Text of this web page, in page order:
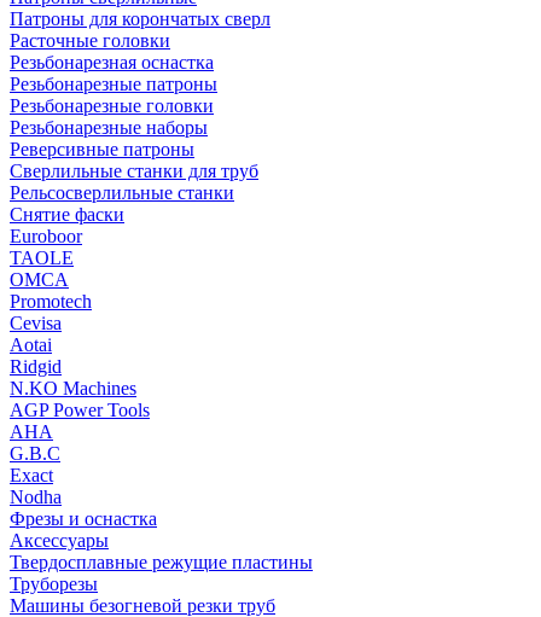
Патроны для корончатых сверл
Расточные головки
Резьбонарезная оснастка
Резьбонарезные патроны
Резьбонарезные головки
Резьбонарезные наборы
Реверсивные патроны
Сверлильные станки для труб
Рельсосверлильные станки
Снятие фаски
Euroboor
TAOLE
OMCA
Promotech
Cevisa
Aotai
Ridgid
N.KO Machines
AGP Power Tools
AHA
G.B.C
Exact
Nodha
Фрезы и оснастка
Аксессуары
Твердосплавные режущие пластины
Труборезы
Машины безогневой резки труб